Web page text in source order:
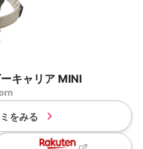
キャリア MINI
をみる